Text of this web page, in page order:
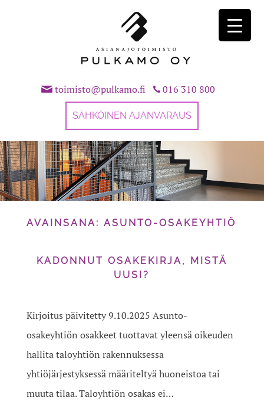
toimisto@pulkamo.fi 016 310 800
SÄHKÖINEN AJANVARAUS
AVAINSANA: ASUNTO-OSAKEYHTIÖ
KADONNUT OSAKEKIRJA, MISTÄ
UUSI?
Kirjoitus päivitetty 9.10.2025 Asunto-
osakeyhtiön osakkeet tuottavat yleensä oikeuden
hallita taloyhtiön rakennuksessa
yhtiöjärjestyksessä määriteltyä huoneistoa tai
muuta tilaa. Taloyhtiön osakas ei…